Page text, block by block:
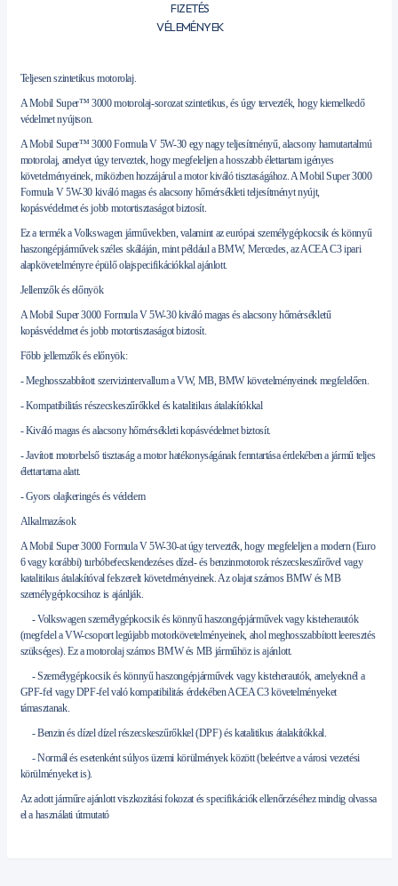
FIZETÉS
VÉLEMÉNYEK
Teljesen szintetikus motorolaj.
A Mobil Super™ 3000 motorolaj-sorozat szintetikus, és úgy tervezték, hogy kiemelkedő
védelmet nyújtson.
A Mobil Super™ 3000 Formula V 5W-30 egy nagy teljesítményű, alacsony hamutartalmú
motorolaj, amelyet úgy terveztek, hogy megfeleljen a hosszabb élettartam igényes
követelményeinek, miközben hozzájárul a motor kiváló tisztaságához. A Mobil Super 3000
Formula V 5W-30 kiváló magas és alacsony hőmérsékleti teljesítményt nyújt,
kopásvédelmet és jobb motortisztaságot biztosít.
Ez a termék a Volkswagen járművekben, valamint az európai személygépkocsik és könnyű
haszongépjárművek széles skáláján, mint például a BMW, Mercedes, az ACEA C3 ipari
alapkövetelményre épülő olajspecifikációkkal ajánlott.
Jellemzők és előnyök
A Mobil Super 3000 Formula V 5W-30 kiváló magas és alacsony hőmérsékletű
kopásvédelmet és jobb motortisztaságot biztosít.
Főbb jellemzők és előnyök:
- Meghosszabbított szervizintervallum a VW, MB, BMW követelményeinek megfelelően.
- Kompatibilitás részecskeszűrőkkel és katalitikus átalakítókkal
- Kiváló magas és alacsony hőmérsékleti kopásvédelmet biztosít.
- Javított motorbelső tisztaság a motor hatékonyságának fenntartása érdekében a jármű teljes
élettartama alatt.
- Gyors olajkeringés és védelem
Alkalmazások
A Mobil Super 3000 Formula V 5W-30-at úgy tervezték, hogy megfeleljen a modern (Euro
6 vagy korábbi) turbóbefecskendezéses dízel- és benzinmotorok részecskeszűrővel vagy
katalitikus átalakítóval felszerelt követelményeinek. Az olajat számos BMW és MB
személygépkocsihoz is ajánlják.
- Volkswagen személygépkocsik és könnyű haszongépjárművek vagy kisteherautók
(megfelel a VW-csoport legújabb motorkövetelményeinek, ahol meghosszabbított leeresztés
szükséges). Ez a motorolaj számos BMW és MB járműhöz is ajánlott.
- Személygépkocsik és könnyű haszongépjárművek vagy kisteherautók, amelyeknél a
GPF-fel vagy DPF-fel való kompatibilitás érdekében ACEA C3 követelményeket
támasztanak.
- Benzin és dízel dízel részecskeszűrőkkel (DPF) és katalitikus átalakítókkal.
- Normál és esetenként súlyos üzemi körülmények között (beleértve a városi vezetési
körülményeket is).
Az adott járműre ajánlott viszkozitási fokozat és specifikációk ellenőrzéséhez mindig olvassa
el a használati útmutató